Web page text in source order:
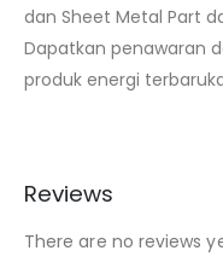
dan Sheet Metal Part
Dapatkan penawaran
produk energi
Reviews
There are no reviews